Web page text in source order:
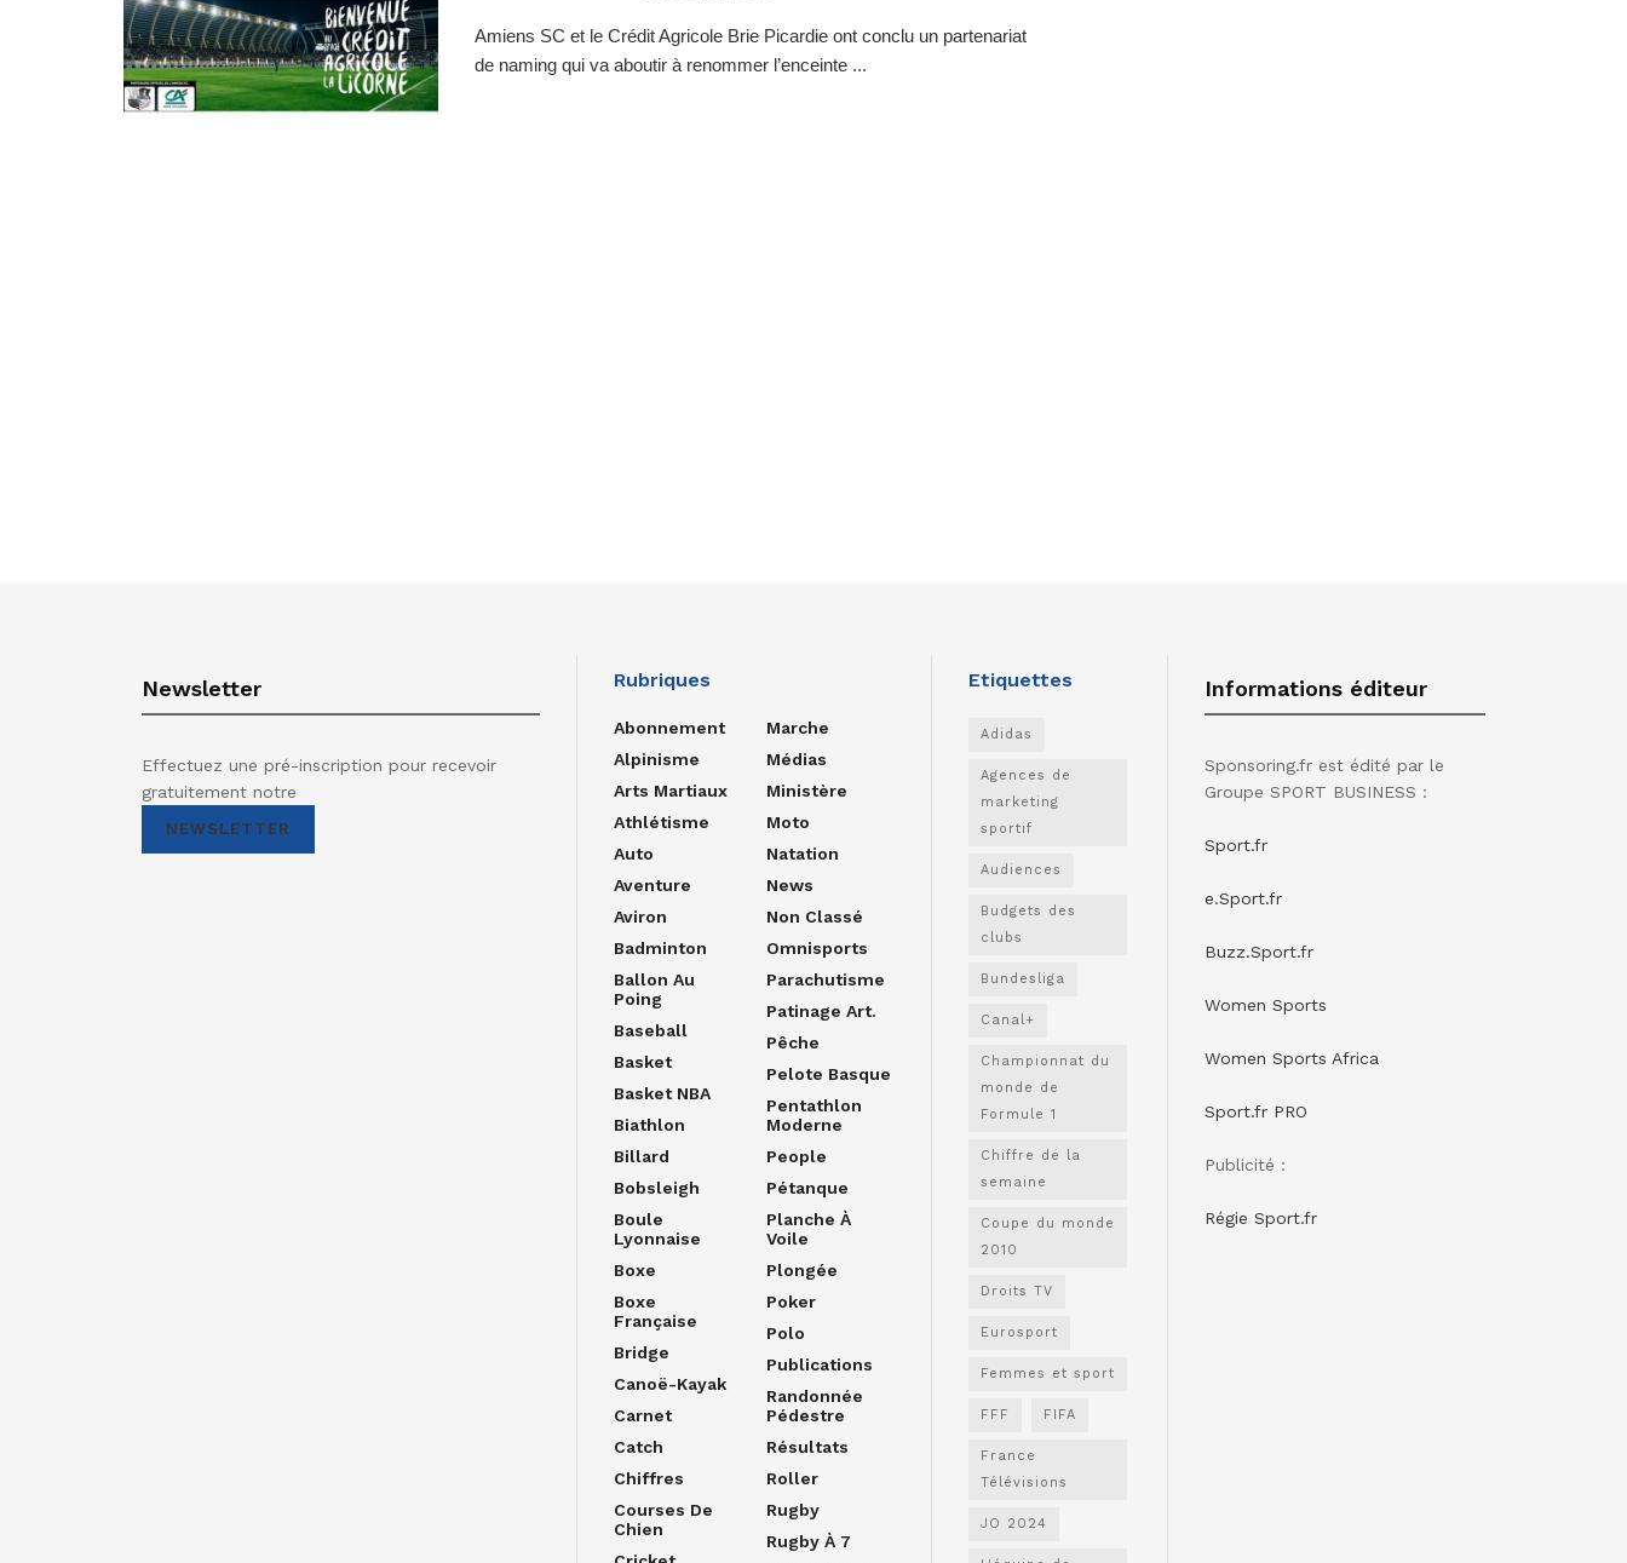
Amiens SC et le Crédit Agricole Brie Picardie ont conclu un partenariat
de naming qui va aboutir à renommer l’enceinte ...
Newsletter
Effectuez une pré-inscription pour recevoir
gratuitement notre
NEWSLETTER
Rubriques
Abonnement
Alpinisme
Arts Martiaux
Athlétisme
Auto
Aventure
Aviron
Badminton
Ballon Au
Poing
Baseball
Basket
Basket NBA
Biathlon
Billard
Bobsleigh
Boule
Lyonnaise
Boxe
Boxe
Française
Bridge
Canoë-Kayak
Carnet
Catch
Chiffres
Courses De
Chien
Marche
Médias
Ministère
Moto
Natation
News
Non Classé
Omnisports
Parachutisme
Patinage Art.
Pêche
Pelote Basque
Pentathlon
Moderne
People
Pétanque
Planche À
Voile
Plongée
Poker
Polo
Publications
Randonnée
Pédestre
Résultats
Roller
Rugby
Rugby À 7
Etiquettes
Adidas
Agences de
marketing
sportif
Audiences
Budgets des
clubs
Bundesliga
Canal+
Championnat du
monde de
Formule 1
Chiffre de la
semaine
Coupe du monde
2010
Droits TV
Eurosport
Femmes et sport
FFF FIFA
France
Télévisions
JO 2024
Informations éditeur
Sponsoring.fr est édité par le
Groupe SPORT BUSINESS :
Sport.fr
e.Sport.fr
Buzz.Sport.fr
Women Sports
Women Sports Africa
Sport.fr PRO
Publicité :
Régie Sport.fr